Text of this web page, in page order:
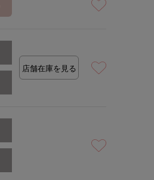
店舗在庫を見る